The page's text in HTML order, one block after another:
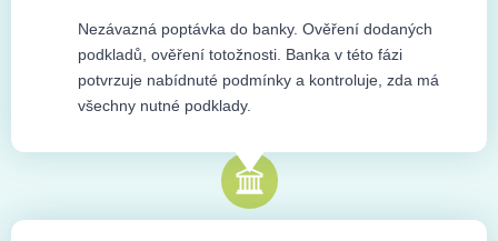
Nezávazná poptávka do banky. Ověření dodaných
podkladů, ověření totožnosti. Banka v této fázi
potvrzuje nabídnuté podmínky a kontroluje, zda má
všechny nutné podklady.